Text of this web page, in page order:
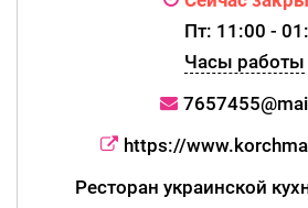
Пт: 11:00 -
Часы работы
https://
Ресторан украинской